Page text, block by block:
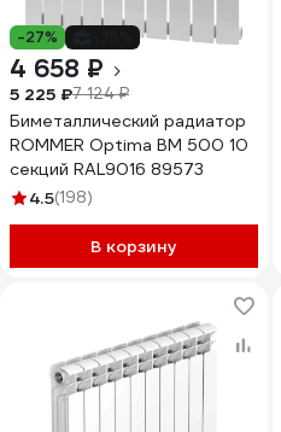
-27%
4 658 ₽
5 225 ₽7 124 ₽
Биметаллический радиатор
ROMMER Optima BM 500 10
секций RAL9016 89573
4.5(198)
В корзину